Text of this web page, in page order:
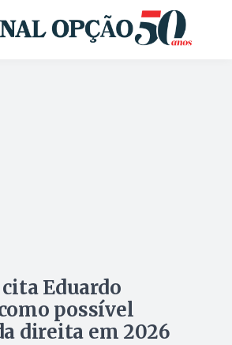
Eduardo
possível
direita em 2026